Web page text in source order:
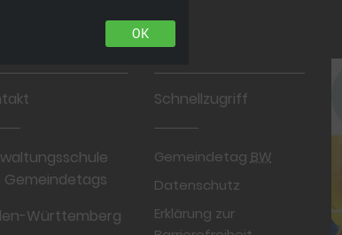
der
Gemeindetags
Württemberg
Schnellzugriff
Gemeindetag BW
Datenschutz
Erklärung zur
OK